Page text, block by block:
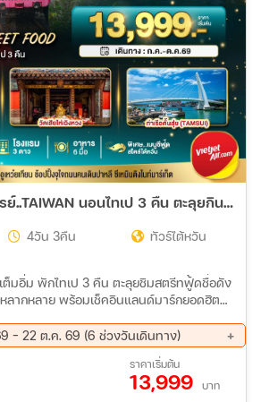
ทัวร์ไต้หวัน มหัศจรรย์..TAIWAN นอนไทเป 3 คืน ตะลุยกินเมือง Street Food 4วัน 3คืน (VZ)
4วัน 3คืน ทัวร์ไต้หวัน
ต็มอิ่ม พักไทเป 3 คืน ตะลุยชิมสตรีทฟู้ดชื่อดัง
ลากหลาย พร้อมเช็คอินแลนด์มาร์กยอดฮิต
- 22 ต.ค. 69 (6 ช่วงวันเดินทาง)
11 ก.ย. 69 - 14 ก.ย. 69
03 ต.ค. 69 - 06 ต.ค. 69
19 ต.ค. 69 - 22 ต.ค. 69
ราคาเริ่มต้น
13,999 บาท